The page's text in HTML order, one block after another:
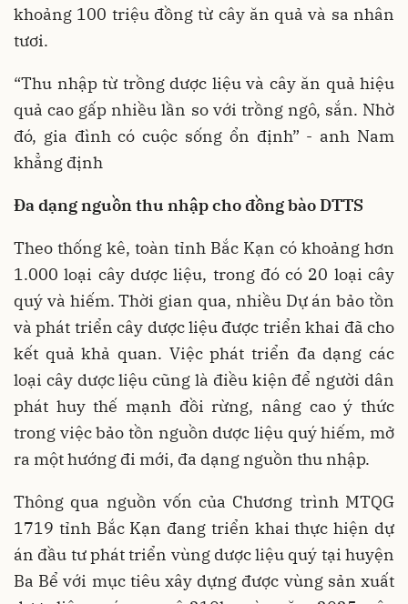
khoảng 100 triệu đồng từ cây ăn quả và sa nhân
tươi.
“Thu nhập từ trồng dược liệu và cây ăn quả hiệu
quả cao gấp nhiều lần so với trồng ngô, sắn. Nhờ
đó, gia đình có cuộc sống ổn định” - anh Nam
khẳng định
Đa dạng nguồn thu nhập cho đồng bào DTTS
Theo thống kê, toàn tỉnh Bắc Kạn có khoảng hơn
1.000 loại cây dược liệu, trong đó có 20 loại cây
quý và hiếm. Thời gian qua, nhiều Dự án bảo tồn
và phát triển cây dược liệu được triển khai đã cho
kết quả khả quan. Việc phát triển đa dạng các
loại cây dược liệu cũng là điều kiện để người dân
phát huy thế mạnh đồi rừng, nâng cao ý thức
trong việc bảo tồn nguồn dược liệu quý hiếm, mở
ra một hướng đi mới, đa dạng nguồn thu nhập.
Thông qua nguồn vốn của Chương trình MTQG
1719 tỉnh Bắc Kạn đang triển khai thực hiện dự
án đầu tư phát triển vùng dược liệu quý tại huyện
Ba Bể với mục tiêu xây dựng được vùng sản xuất